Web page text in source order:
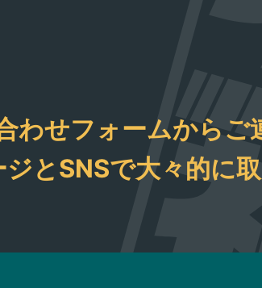
わせフォームからご
とSNSで大々的に取